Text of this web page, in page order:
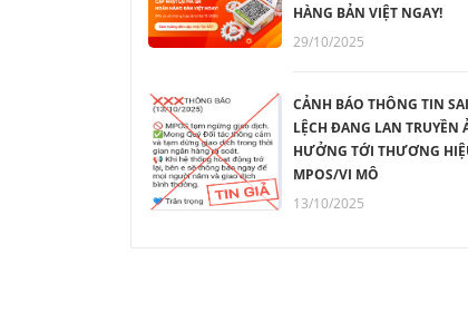
HÀNG BẢN VIỆT NGAY!
29/10/2025
CẢNH BÁO THÔNG TIN SAI
LỆCH ĐANG LAN TRUYỀN
HƯỞNG TỚI THƯƠNG
MPOS/VI MÔ
13/10/2025